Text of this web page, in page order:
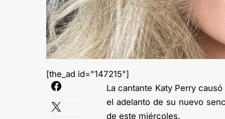
[the_ad id="147215"]
La cantante Katy Perry
el adelanto de su nuevo
de este miércoles.